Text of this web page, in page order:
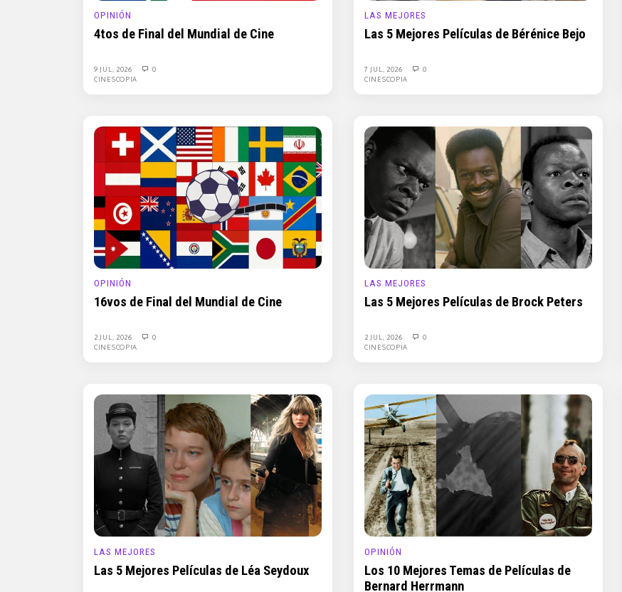
OPINIÓN
4tos de Final del Mundial de Cine
9 JUL, 2026
0
CINESCOPIA
LAS MEJORES
Las 5 Mejores Películas de Bérénice Bejo
7 JUL, 2026
0
CINESCOPIA
OPINIÓN
16vos de Final del Mundial de Cine
2 JUL, 2026
0
CINESCOPIA
LAS MEJORES
Las 5 Mejores Películas de Brock Peters
2 JUL, 2026
0
CINESCOPIA
LAS MEJORES
Las 5 Mejores Películas de Léa Seydoux
OPINIÓN
Los 10 Mejores Temas de Películas de
Bernard Herrmann